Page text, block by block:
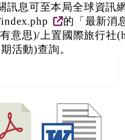
訊息可至本局全球資訊
的「最新消
意思)/上置國際旅行社
活動)查詢。